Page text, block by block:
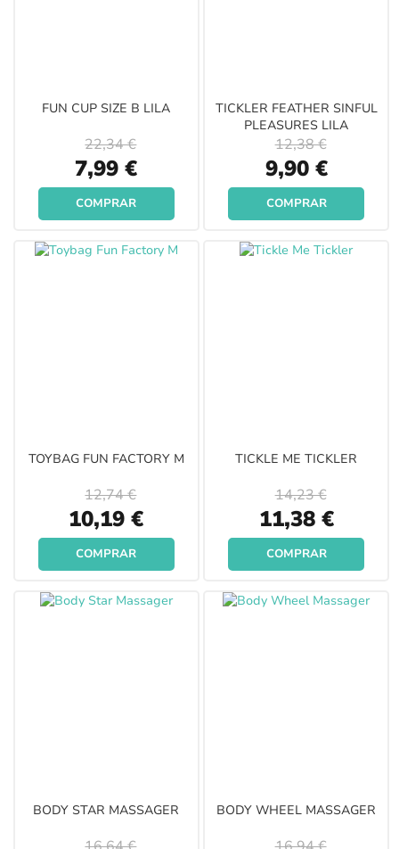
FUN CUP SIZE B LILA
Special
Price
7,99 €
22,34 €
COMPRAR
TICKLER FEATHER SINFUL
PLEASURES LILA
Special
Price
9,90 €
12,38 €
COMPRAR
TOYBAG FUN FACTORY M
Special
Price
10,19 €
12,74 €
COMPRAR
TICKLE ME TICKLER
Special
Price
11,38 €
14,23 €
COMPRAR
BODY STAR MASSAGER BODY WHEEL MASSAGER